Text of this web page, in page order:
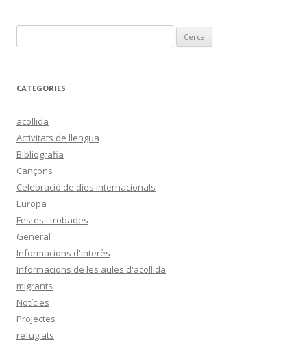
e
c
CATEGORIES
acollida
Activitats de llengua
Bibliografia
Cançons
Celebració de dies internacionals
Europa
Festes i trobades
General
Informacions d'interès
Informacions de les aules d'acollida
migrants
Notícies
Projectes
refugiats